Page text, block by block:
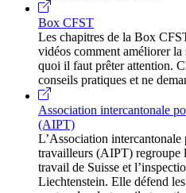
Box CFST
Les chapitres de la Box
vidéos comment améliorer la
quoi il faut prêter attention.
conseils pratiques et ne
Association intercantonale
(AIPT)
L’Association
travailleurs (AIPT) regroupe
travail de Suisse et
Liechtenstein. Elle défend